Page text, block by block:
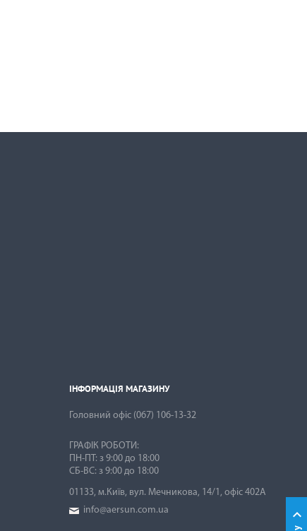

ІНФОРМАЦІЯ МАГАЗИНУ
Головний офіс (067) 106-13-32
ГРАФІК РОБОТИ:
ПН-ПТ: з 9:00 до 18:00
СБ-ВС: з 9:00 до 18:00
01133, м.Київ, вул. Мечникова, 14/1, офіс 402А
info@aersun.com.ua
ІНФОРМАЦІЯ МАГАЗИНУ